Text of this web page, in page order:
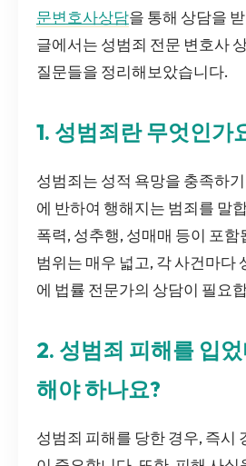
문변호사상담을 통해 상담을
글에서는 성범죄 전문 변호사
질문들을 정리해보았습니다.
1. 성범죄란 무엇인가
성범죄는 성적 욕망을 충족하
에 반하여 행해지는 범죄를 말
폭력, 성추행, 성매매 등이 포함
범위는 매우 넓고, 각 사건마다
에 법률 전문가의 상담이 필요
2. 성범죄 피해를 입
해야 하나요?
성범죄 피해를 당한 경우, 즉시